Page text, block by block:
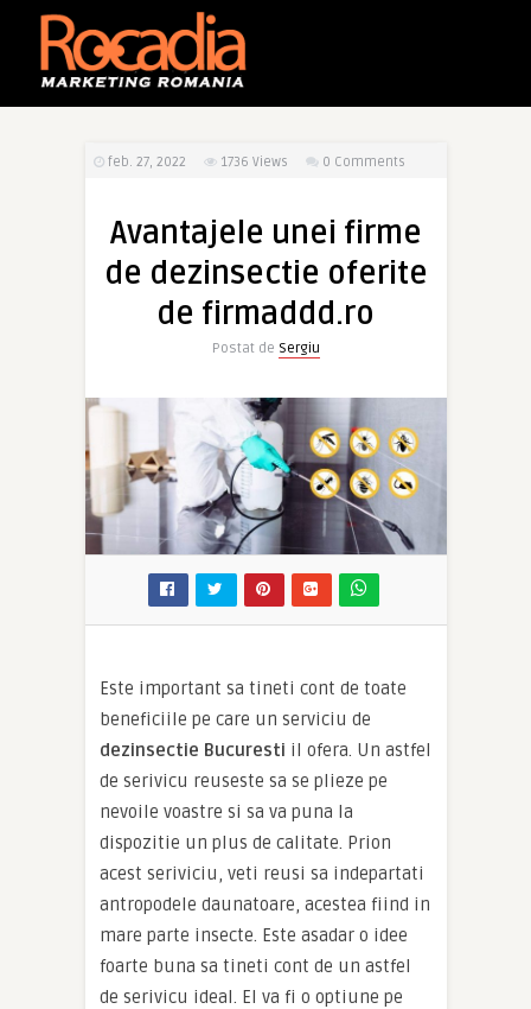
feb. 27, 2022 1736 Views 0 Comments
Avantajele unei firme
de dezinsectie oferite
de firmaddd.ro
Postat de Sergiu
Este important sa tineti cont de toate
beneficiile pe care un serviciu de
dezinsectie Bucuresti il ofera. Un astfel
de serivicu reuseste sa se plieze pe
nevoile voastre si sa va puna la
dispozitie un plus de calitate. Prion
acest seriviciu, veti reusi sa indepartati
antropodele daunatoare, acestea fiind in
mare parte insecte. Este asadar o idee
foarte buna sa tineti cont de un astfel
de serivicu ideal. El va fi o optiune pe